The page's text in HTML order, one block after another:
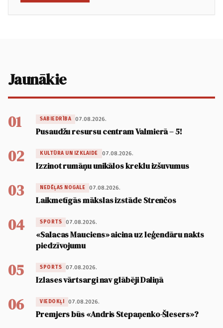
Jaunākie
01 SABIEDRĪBA 07.08.2026.
Pusaudžu resursu centram Valmierā – 5!
02 KULTŪRA UN IZKLAIDE 07.08.2026.
Izzinot rumāņu unikālos kreklu izšuvumus
03 NEDĒĻAS NOGALE 07.08.2026.
Laikmetīgās mākslas izstāde Strenčos
04 SPORTS 07.08.2026.
«Salacas Mauciens» aicina uz leģendāru nakts
piedzīvojumu
05 SPORTS 07.08.2026.
Izlases vārtsargi nav glābēji Daliņā
06 VIEDOKĻI 07.08.2026.
Premjers būs «Andris Stepaņenko-Šlesers»?